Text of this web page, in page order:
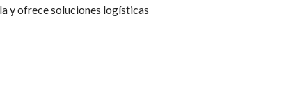
y ofrece soluciones logísticas